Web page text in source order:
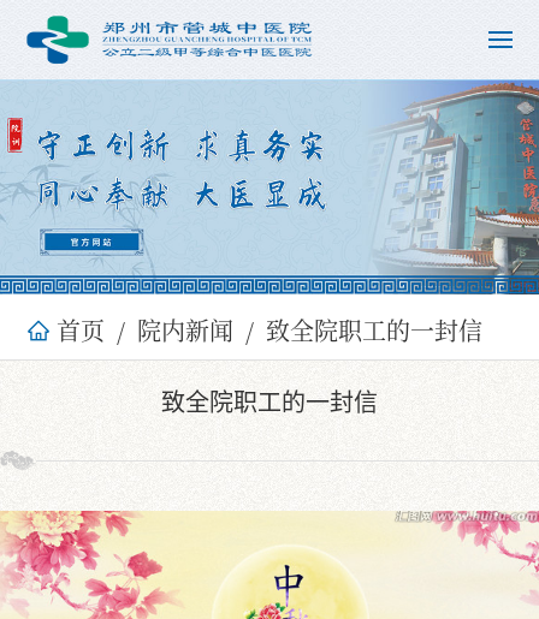
首页 院内新闻 致全院职工的一封信
致全院职工的一封信